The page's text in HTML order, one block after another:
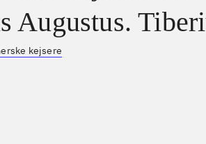
Augustus.
kejsere